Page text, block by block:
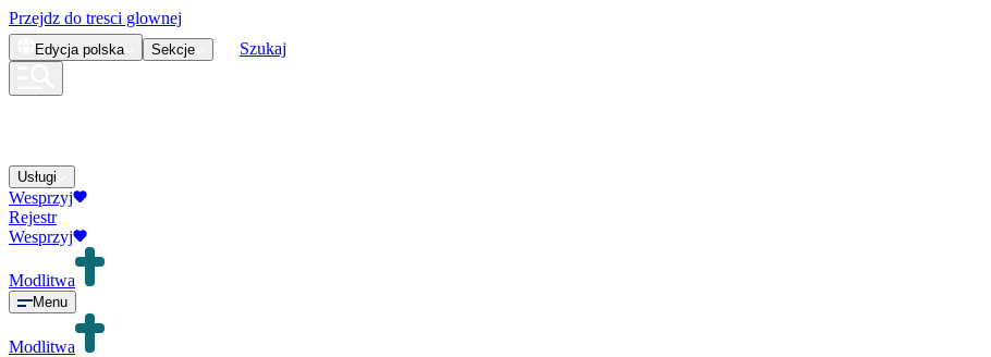
Przejdz do tresci glownej
Edycja polska Sekcje Szukaj
Usługi
Wesprzyj
Rejestr
Wesprzyj
Modlitwa
Menu
Modlitwa